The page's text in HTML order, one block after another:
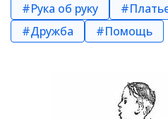
#Рука об руку
#Дружба
#Помощь